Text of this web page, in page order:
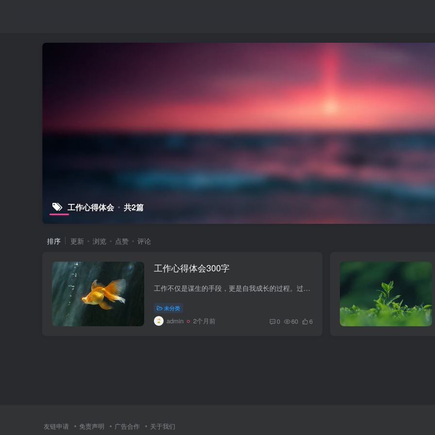
工作心得体会 共2篇
排序 更新 浏览 点赞 评论
工作心得体会300字
工作不仅是谋生的手段，更是自我成长的过程。过去一年里，我在职场中的每一次挑战与突破，都让我对工作有了更深刻的理解。 其一，沟通能力是高效工作的关键。在团队协作中，清晰的表达与倾听能...
未分类
admin 2个月前 0 60 6
友链申请 免责声明 广告合作 关于我们